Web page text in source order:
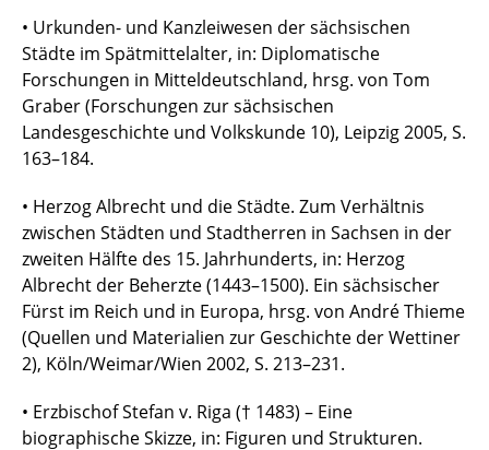
• Urkunden- und Kanzleiwesen der sächsischen
Städte im Spätmittelalter, in: Diplomatische
Forschungen in Mitteldeutschland, hrsg. von Tom
Graber (Forschungen zur sächsischen
Landesgeschichte und Volkskunde 10), Leipzig 2005, S.
163–184.
• Herzog Albrecht und die Städte. Zum Verhältnis
zwischen Städten und Stadtherren in Sachsen in der
zweiten Hälfte des 15. Jahrhunderts, in: Herzog
Albrecht der Beherzte (1443–1500). Ein sächsischer
Fürst im Reich und in Europa, hrsg. von André Thieme
(Quellen und Materialien zur Geschichte der Wettiner
2), Köln/Weimar/Wien 2002, S. 213–231.
• Erzbischof Stefan v. Riga († 1483) – Eine
biographische Skizze, in: Figuren und Strukturen.